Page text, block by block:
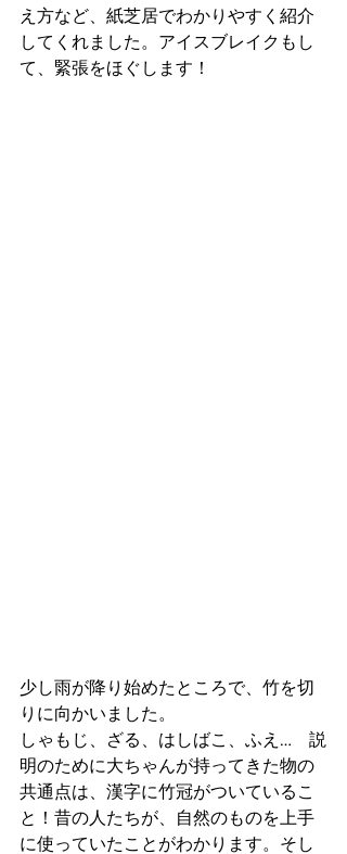
え方など、紙芝居でわかりやすく紹介
してくれました。アイスブレイクもし
て、緊張をほぐします！
少し雨が降り始めたところで、竹を切
りに向かいました。
しゃもじ、ざる、はしばこ、ふえ…　説
明のために大ちゃんが持ってきた物の
共通点は、漢字に竹冠がついているこ
と！昔の人たちが、自然のものを上手
に使っていたことがわかります。そし